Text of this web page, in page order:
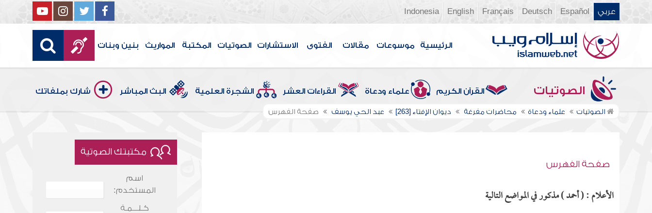
عربي Español
Deutsch
Français
English
Indonesia
الرئيسية موسوعات مقالات الفتوى الاستشارات الصوتيات المكتبة المواريث بنين وبنات
الصوتيات القرآن الكريم علماء ودعاة القراءات العشر الشجرة العلمية البث المباشر شارك بملفاتك
الصوتيات علماء ودعاة محاضرات مفرغة ديوان الإفتاء [263] عبد الحي يوسف صفحة الفهرس
صفحة الفهرس
الأعلام : ( أحمد ) مذكور في المواضع التالية
مكتبتك الصوتية
اسم
المستخدم:
كـلـــمـة